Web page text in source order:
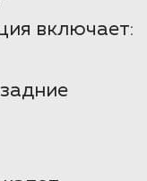
включает: